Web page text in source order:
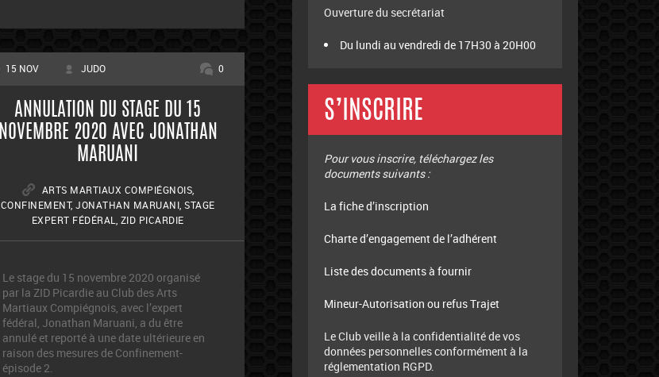
15 NOV JUDO 0
ANNULATION DU STAGE DU 15
NOVEMBRE 2020 AVEC JONATHAN
MARUANI
ARTS MARTIAUX COMPIÉGNOIS
CONFINEMENT, JONATHAN MARUANI STAGE
EXPERT FÉDÉRAL
ZID PICARDIE
Le stage du 15 novembre 2020 organisé
par la ZID Picardie au Club des Arts
Martiaux Compiégnois, avec l’expert
fédéral, Jonathan Maruani, a du être
annulé et reporté à une date ultérieure en
raison des mesures de Confinement-
épisode 2.
Ouverture du secrétariat
Du lundi au vendredi de 17H30 à 20H00
S’INSCRIRE
Pour vous inscrire, téléchargez les
documents suivants :
La fiche d’inscription
Charte d’engagement de l’adhérent
Liste des documents à fournir
Mineur-Autorisation ou refus Trajet
Le Club veille à la confidentialité de vos
données personnelles conformément à la
réglementation RGPD.